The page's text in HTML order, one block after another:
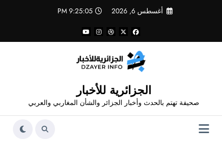
أغسطس 6, 2026 9:25:06 PM
الجزائرية للأخبار
صحيفة تهتم بالحدث وأخبار الجزائر والشأن المغاربي والعربي